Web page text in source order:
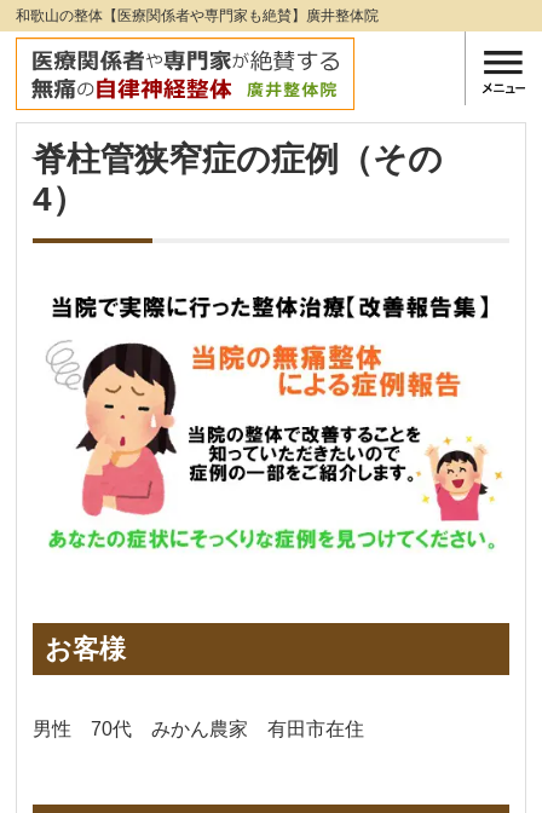
和歌山の整体【医療関係者や専門家も絶賛】廣井整体院
脊柱管狭窄症の症例（その
4）
お客様
男性 70代 みかん農家 有田市在住